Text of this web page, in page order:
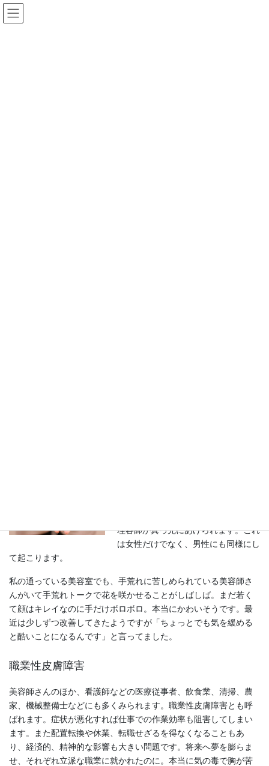
コ
ン
ナ
ビ
理容師が真っ先にあげられます。これ
は女性だけでなく、男性にも同様にし
て起こります。
私の通っている美容室でも、手荒れに苦しめられている美容師さ
んがいて手荒れトークで花を咲かせることがしばしば。まだ若く
て顔はキレイなのに手だけボロボロ。本当にかわいそうです。最
近は少しずつ改善してきたようですが「ちょっとでも気を緩める
と酷いことになるんです」と言ってました。
職業性皮膚障害
美容師さんのほか、看護師などの医療従事者、飲食業、清掃、農
家、機械整備士などにも多くみられます。職業性皮膚障害とも呼
ばれます。症状が悪化すれば仕事での作業効率も阻害してしまい
ます。また配置転換や休業、転職せざるを得なくなることもあ
り、経済的、精神的な影響も大きい問題です。将来へ夢を膨らま
せ、それぞれ立派な職業に就かれたのに。本当に気の毒で胸が苦